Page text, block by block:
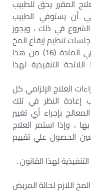
المقرر يحق للطبيب
أن يستوفي الطبيب
الشروع في ذلك ، ويجوز
تنظيم إيقاع المخ
لحين إجراء التقييم المنصوص عليه في المادة (16) من هذا
التنفيذية لهذا
العلاج الإلزامي كل
إعادة النظر في تلك
بإجراء أي تغيير
، وإذا استمر العلاج
الحصول علي تقييم
لهذا القانون .
اللازم لحالة المريض